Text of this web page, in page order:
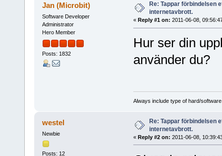
Jan (Microbit)
Software Developer
Administrator
Hero Member
Posts: 1832
Re: Tappar förbindelsen
internetavbrott.
« Reply #1 on: 2011-06-08,
Hur ser din
använder du?
Always include type of hard/
westel
Newbie
Posts: 12
Re: Tappar förbindelsen
internetavbrott.
« Reply #2 on: 2011-06-08,